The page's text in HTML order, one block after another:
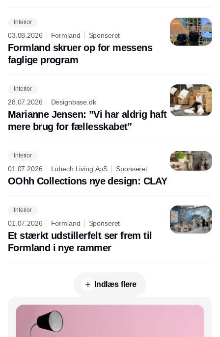
Interior
03.08.2026 Formland Sponseret
Formland skruer op for messens
faglige program
Interior
28.07.2026 Designbase.dk
Marianne Jensen: ”Vi har aldrig haft
mere brug for fællesskabet”
Interior
01.07.2026 Lübech Living ApS Sponseret
OOhh Collections nye design: CLAY
Interior
01.07.2026 Formland Sponseret
Et stærkt udstillerfelt ser frem til
Formland i nye rammer
Indlæs flere
Annonce